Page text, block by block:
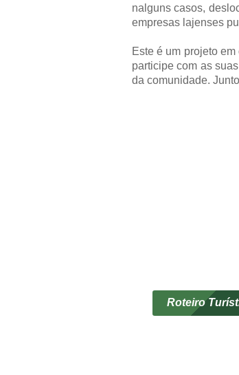
nalguns casos,
empresas lajenses
Este é um projeto
participe com as
da comunidade.
Roteiro